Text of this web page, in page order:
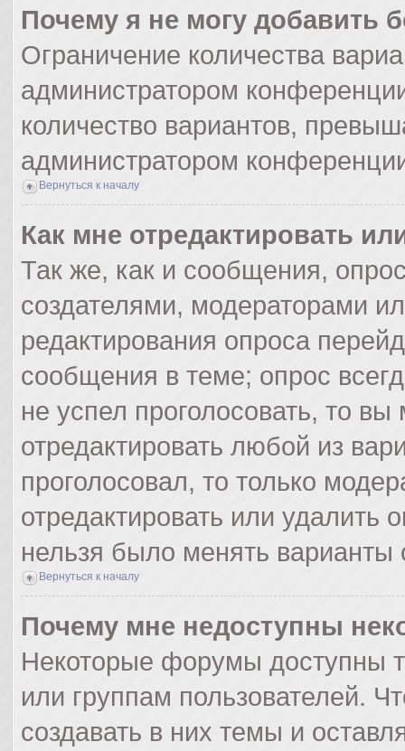
Почему я не могу добавить
Ограничение количества
администратором
количество вариантов,
администратором
Вернуться к началу
Как мне отредактировать
Так же, как и сообщения,
создателями, модераторами
редактирования опроса
сообщения в теме; опрос
не успел проголосовать, то
отредактировать любой из
проголосовал, то только
отредактировать или удалить
нельзя было менять варианты
Вернуться к началу
Почему мне недоступны
Некоторые форумы доступны
или группам пользователей.
создавать в них темы и